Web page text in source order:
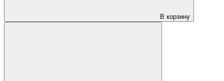
В корзину